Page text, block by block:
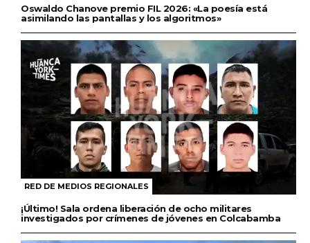
Oswaldo Chanove premio FIL 2026: «La poesía está
asimilando las pantallas y los algoritmos»
RED DE MEDIOS REGIONALES
¡Último! Sala ordena liberación de ocho militares
investigados por crímenes de jóvenes en Colcabamba